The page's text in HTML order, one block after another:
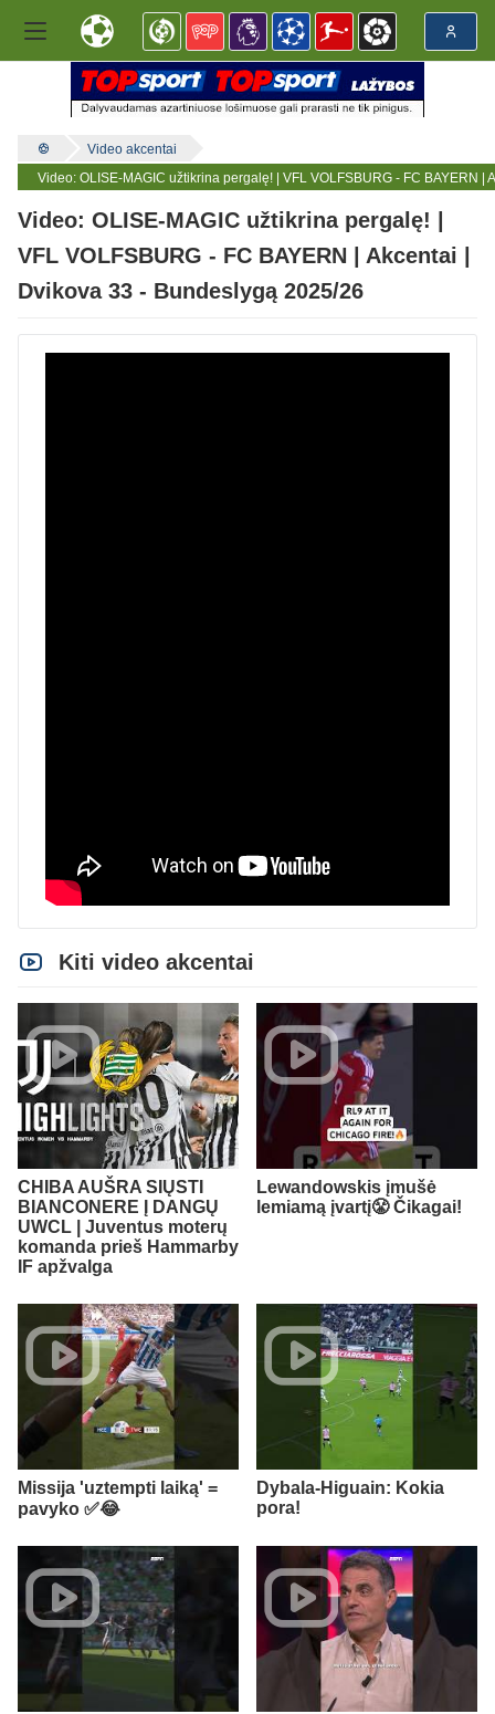
Video akcentai
Video: OLISE-MAGIC užtikrina pergalę! | VFL VOLFSBURG - FC BAYERN
Video: OLISE-MAGIC užtikrina pergalę! |
VFL VOLFSBURG - FC BAYERN | Akcentai |
Dvikova 33 - Bundeslygą 2025/26
Kiti video akcentai
CHIBA AUŠRA SIŲSTI
BIANCONERE Į DANGŲ
UWCL | Juventus moterų
komanda prieš Hammarby
IF apžvalga
Lewandowskis įmušė
lemiamą įvartį😤 Čikagai!
Missija 'uztempti laiką' =
pavyko ✅️😂
Dybala-Higuain: Kokia
pora!